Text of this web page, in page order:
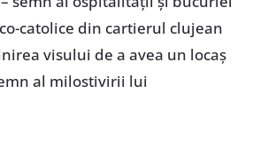
catolice din cartierul clujean
visului de a avea un locaș
al milostivirii lui